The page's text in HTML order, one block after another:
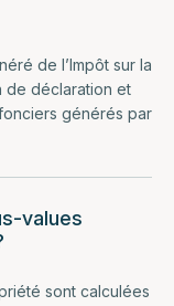
de l’Impôt sur la
de déclaration et
générés par
values
sont calculées